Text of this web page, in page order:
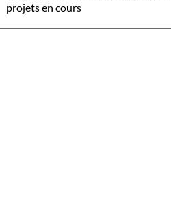
projets en cours